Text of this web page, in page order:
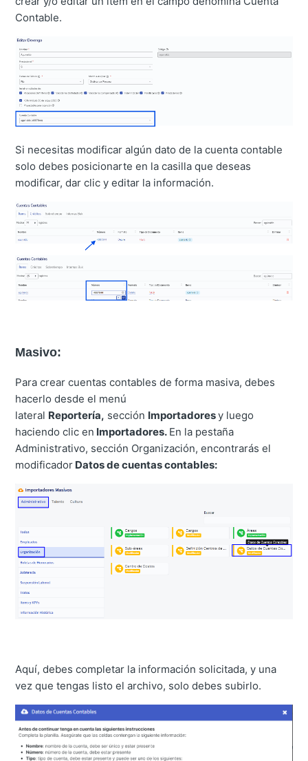
Contable.
Si necesitas modificar algún dato de la cuenta contable
solo debes posicionarte en la casilla que deseas
modificar, dar clic y editar la información.
Masivo:
Para crear cuentas contables de forma masiva, debes
hacerlo desde el menú
lateral Reportería, sección Importadoresy luego
haciendo clic en Importadores. En la pestaña
Administrativo, sección Organización, encontrarás el
modificador Datos de cuentas contables:
Aquí, debes completar la información solicitada, y una
vez que tengas listo el archivo, solo debes subirlo.